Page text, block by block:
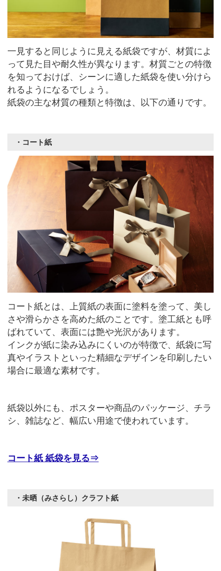
一見すると同じように見える紙袋ですが、材質によ
って見た目や耐久性が異なります。材質ごとの特徴
を知っておけば、シーンに適した紙袋を使い分けら
れるようになるでしょう。
紙袋の主な材質の種類と特徴は、以下の通りです。
・コート紙
コート紙とは、上質紙の表面に塗料を塗って、美し
さや滑らかさを高めた紙のことです。塗工紙とも呼
ばれていて、表面には艶や光沢があります。
インクが紙に染み込みにくいのが特徴で、紙袋に写
真やイラストといった精細なデザインを印刷したい
場合に最適な素材です。
紙袋以外にも、ポスターや商品のパッケージ、チラ
シ、雑誌など、幅広い用途で使われています。
コート紙 紙袋を見る⇒
・未晒（みさらし）クラフト紙